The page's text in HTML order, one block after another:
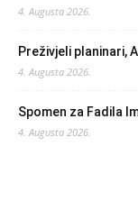
4. Augusta 2026.
Preživjeli planinari,
4. Augusta 2026.
Spomen za Fadila
4. Augusta 2026.